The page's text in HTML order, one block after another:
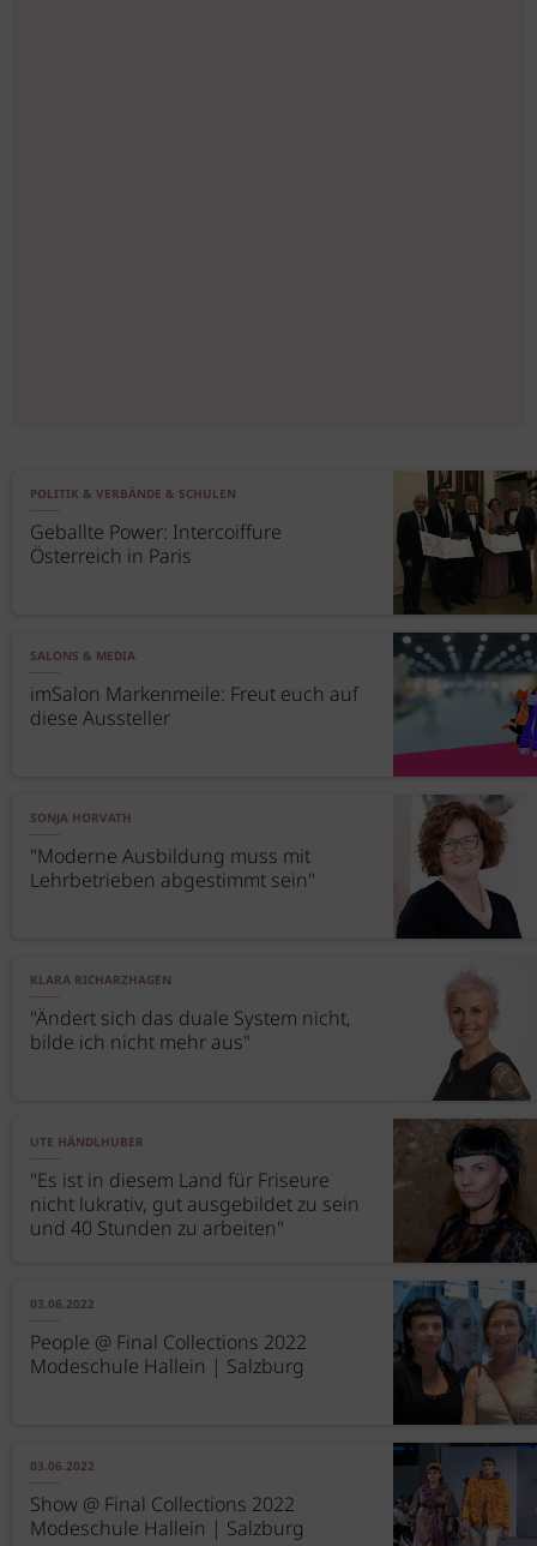
POLITIK & VERBÄNDE & SCHULEN
Geballte Power: Intercoiffure
Österreich in Paris
SALONS & MEDIA
imSalon Markenmeile: Freut euch auf
diese Aussteller
SONJA HORVATH
"Moderne Ausbildung muss mit
Lehrbetrieben abgestimmt sein"
KLARA RICHARZHAGEN
"Ändert sich das duale System nicht,
bilde ich nicht mehr aus"
UTE HÄNDLHUBER
"Es ist in diesem Land für Friseure
nicht lukrativ, gut ausgebildet zu sein
und 40 Stunden zu arbeiten"
03.06.2022
People @ Final Collections 2022
Modeschule Hallein | Salzburg
03.06.2022
Show @ Final Collections 2022
Modeschule Hallein | Salzburg